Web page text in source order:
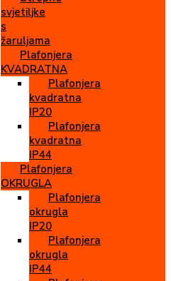
svjetiljke
s
žaruljama
Plafonjera
KVADRATNA
Plafonjera
kvadratna
IP20
Plafonjera
kvadratna
IP44
Plafonjera
OKRUGLA
Plafonjera
okrugla
IP20
Plafonjera
okrugla
IP44